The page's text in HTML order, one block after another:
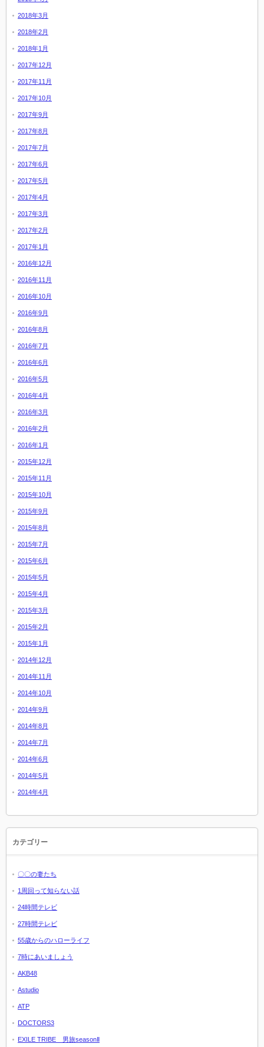
2018年3月
2018年2月
2018年1月
2017年12月
2017年11月
2017年10月
2017年9月
2017年8月
2017年7月
2017年6月
2017年5月
2017年4月
2017年3月
2017年2月
2017年1月
2016年12月
2016年11月
2016年10月
2016年9月
2016年8月
2016年7月
2016年6月
2016年5月
2016年4月
2016年3月
2016年2月
2016年1月
2015年12月
2015年11月
2015年10月
2015年9月
2015年8月
2015年7月
2015年6月
2015年5月
2015年4月
2015年3月
2015年2月
2015年1月
2014年12月
2014年11月
2014年10月
2014年9月
2014年8月
2014年7月
2014年6月
2014年5月
2014年4月
カテゴリー
〇〇の妻たち
1周回って知らない話
24時間テレビ
27時間テレビ
55歳からのハローライフ
7時にあいましょう
AKB48
Astudio
ATP
DOCTORS3
EXILE TRIBE 男旅seasonⅡ